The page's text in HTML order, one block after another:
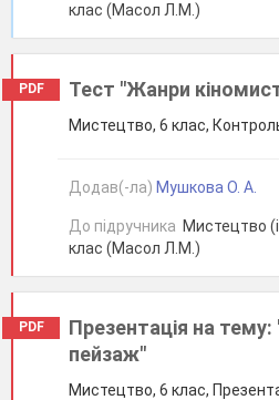
клас (Масол Л.М.)
PDF Тест "Жанри
Мистецтво, 6 клас,
Додав(-ла) Мушкова О. А.
До підручника Мистецтво
клас (Масол Л.М.)
PDF
Презентація на тему:
пейзаж"
Мистецтво, 6 клас,